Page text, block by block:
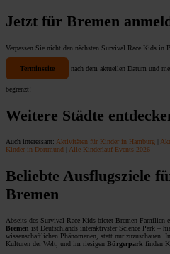
Jetzt für Bremen
Verpassen Sie nicht den nächsten Survival Race Kids in
Terminseite nach dem aktuellen Datum und
begrenzt!
Weitere Städte
Auch interessant: Aktivitäten für Kinder in Hamburg
Kinder in Dortmund
Alle Kinderlauf-Events 2026
Beliebte Ausflugsziele
Bremen
Abseits des Survival Race Kids bietet Bremen Familien
Bremen ist Deutschlands interaktivster Science Park –
wissenschaftlichen Phänomenen, statt nur zuzuschauen.
Kulturen der Welt, und im riesigen Bürgerpark finden